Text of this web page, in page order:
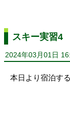
スキー実習4
2024年03月01日
本日より宿泊す